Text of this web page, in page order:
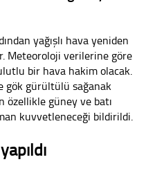
yağışlı hava yeniden
Meteoroloji verilerine göre
bir hava hakim olacak.
gök gürültülü sağanak
özellikle güney ve batı
kuvvetleneceği bildirildi.